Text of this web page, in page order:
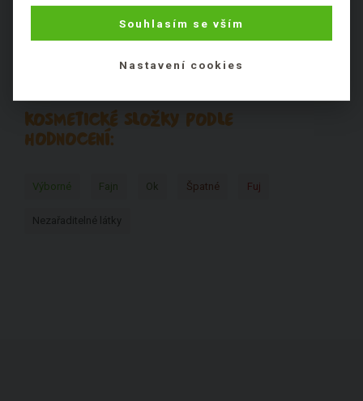
O P Q R
KOSMETICKÉ SLOŽKY PODLE
HODNOCENÍ:
Výborné Fajn Ok Špatné Fuj
Nezařaditelné látky
Souhlasím se vším
Nastavení cookies